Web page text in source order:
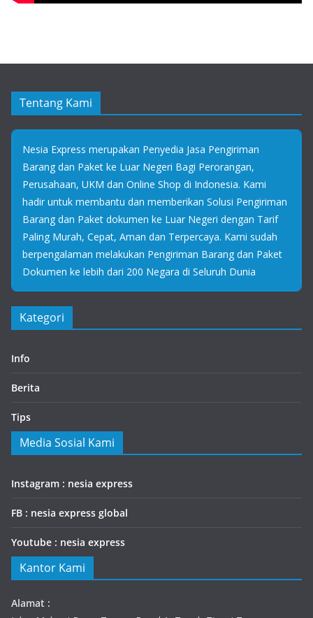
Tentang Kami
Nesia Express merupakan Penyedia Jasa Pengiriman
Barang dan Paket ke Luar Negeri Bagi Perorangan,
Perusahaan, UKM dan Online Shop di Indonesia. Kami
hadir untuk membantu dan memberikan Solusi Pengiriman
Barang dan Paket dokumen ke Luar Negeri dengan Tarif
Paling Murah, Cepat, Aman dan Terpercaya. Kami sudah
berpengalaman melakukan Pengiriman Barang dan Paket
Dokumen ke lebih dari 200 Negara di Seluruh Dunia
Kategori
Info
Berita
Tips
Media Sosial Kami
Instagram : nesia express
FB : nesia express global
Youtube : nesia express
Kantor Kami
Alamat :